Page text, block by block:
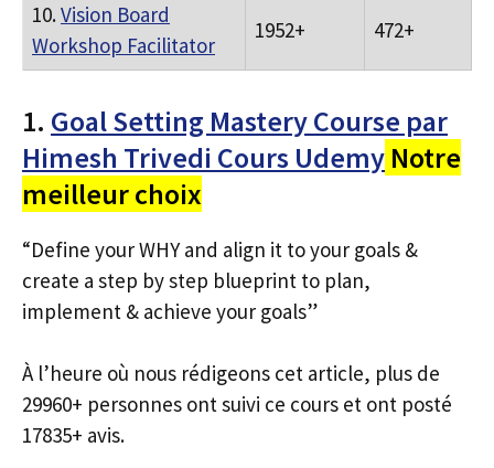
10.Vision Board
Workshop Facilitator
1952+ 472+
1. Goal Setting Mastery Course par
Himesh Trivedi Cours Udemy Notre
meilleur choix
“Define your WHY and align it to your goals &
create a step by step blueprint to plan,
implement & achieve your goals”
À l’heure où nous rédigeons cet article, plus de
29960+ personnes ont suivi ce cours et ont posté
17835+ avis.